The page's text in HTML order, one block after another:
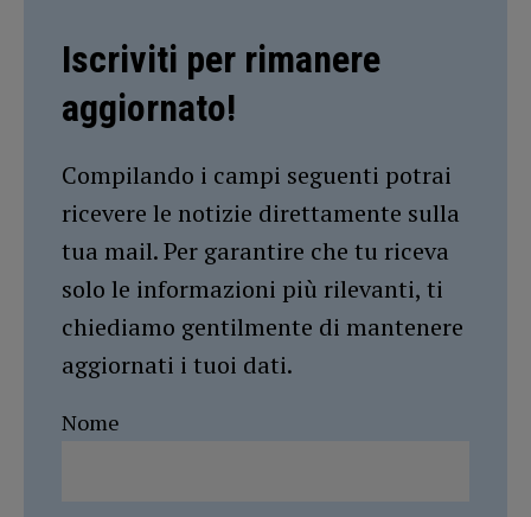
Iscriviti per rimanere
aggiornato!
Compilando i campi seguenti potrai
ricevere le notizie direttamente sulla
tua mail. Per garantire che tu riceva
solo le informazioni più rilevanti, ti
chiediamo gentilmente di mantenere
aggiornati i tuoi dati.
Nome